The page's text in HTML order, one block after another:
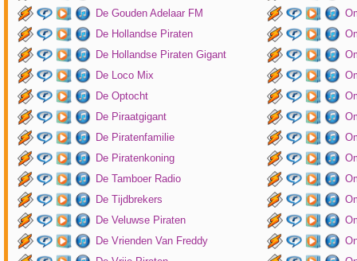
De Gouden Adelaar FM
De Hollandse Piraten
De Hollandse Piraten Gigant
De Loco Mix
De Optocht
De Piraatgigant
De Piratenfamilie
De Piratenkoning
De Tamboer Radio
De Tijdbrekers
De Veluwse Piraten
De Vrienden Van Freddy